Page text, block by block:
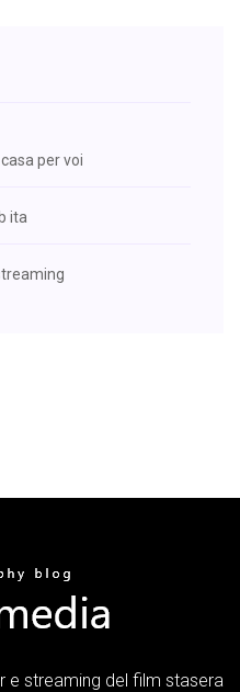
per voi
ita
e streaming del film stasera